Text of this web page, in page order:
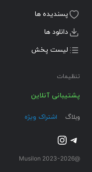
پسندیده ها
دانلود ها
لیست پخش
تنظیمات
پشتیبانی آنلاین
وبلاگ اشتراک ویژه
تلگراماینستاگرم
@2023-2026 Musilon
کیفیت 320 و FLAC دریافت کنید.